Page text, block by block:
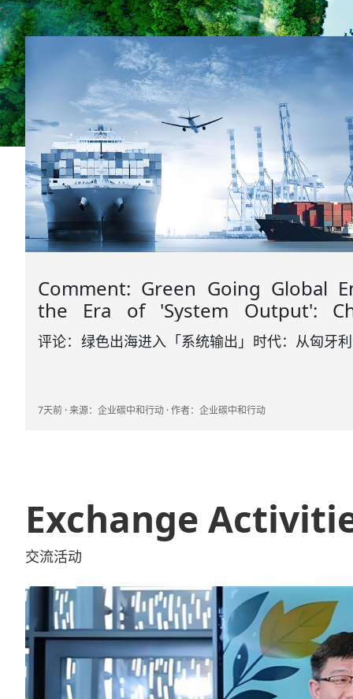
Comment: Green Going Global
the Era of 'System Output':
Answer Sheet from Hungarian
Station to Jiaozhou Factory
评论：绿色出海进入「系统输出」时代：从匈牙
7天前 · 来源：企业碳中和行动 · 作者：企业碳中和行动
Exchange
交流活动